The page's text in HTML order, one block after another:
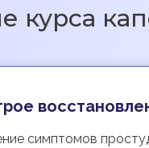
курса
симптомов